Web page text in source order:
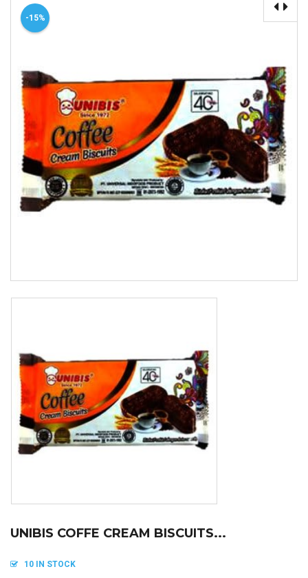
-15%
UNIBIS COFFE CREAM BISCUITS...
10 IN STOCK